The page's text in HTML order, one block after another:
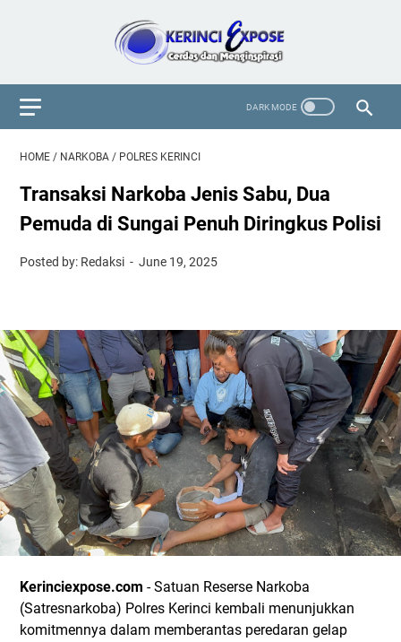
HOME / NARKOBA / POLRES KERINCI
Transaksi Narkoba Jenis Sabu, Dua
Pemuda di Sungai Penuh Diringkus Polisi
Posted by: Redaksi June 19, 2025
Kerinciexpose.com - Satuan Reserse Narkoba
(Satresnarkoba) Polres Kerinci kembali menunjukkan
komitmennya dalam memberantas peredaran gelap